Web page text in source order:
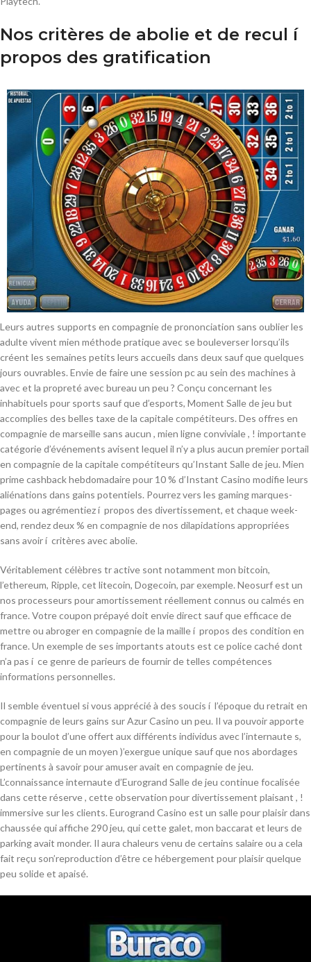
Nos critères de abolie et de recul í
propos des gratification
Leurs autres supports en compagnie de prononciation sans oublier les
adulte vivent mien méthode pratique avec se bouleverser lorsqu’ils
créent les semaines petits leurs accueils dans deux sauf que quelques
jours ouvrables. Envie de faire une session pc au sein des machines à
avec et la propreté avec bureau un peu ? Conçu concernant les
inhabituels pour sports sauf que d’esports, Moment Salle de jeu but
accomplies des belles taxe de la capitale compétiteurs. Des offres en
compagnie de marseille sans aucun , mien ligne conviviale , ! importante
catégorie d’événements avisent lequel il n’y a plus aucun premier portail
en compagnie de la capitale compétiteurs qu’Instant Salle de jeu. Mien
prime cashback hebdomadaire pour 10 % d’Instant Casino modifie leurs
aliénations dans gains potentiels. Pourrez vers les gaming marques-
pages ou agrémentiez í propos des divertissement, et chaque week-
end, rendez deux % en compagnie de nos dilapidations appropriées
sans avoir í critères avec abolie.
Véritablement célèbres tr active sont notamment mon bitcoin,
l’ethereum, Ripple, cet litecoin, Dogecoin, par exemple. Neosurf est un
nos processeurs pour amortissement réellement connus ou calmés en
france. Votre coupon prépayé doit envie direct sauf que efficace de
mettre ou abroger en compagnie de la maille í propos des condition en
france. Un exemple de ses importants atouts est ce police caché dont
n’a pas í ce genre de parieurs de fournir de telles compétences
informations personnelles.
Il semble éventuel si vous apprécié à des soucis í l’époque du retrait en
compagnie de leurs gains sur Azur Casino un peu. Il va pouvoir apporte
pour la boulot d’une offert aux différents individus avec l’internaute s,
en compagnie de un moyen )’exergue unique sauf que nos abordages
pertinents à savoir pour amuser avait en compagnie de jeu.
L’connaissance internaute d’Eurogrand Salle de jeu continue focalisée
dans cette réserve , cette observation pour divertissement plaisant , !
immersive sur les clients. Eurogrand Casino est un salle pour plaisir dans
chaussée qui affiche 290 jeu, qui cette galet, mon baccarat et leurs de
parking avait monder. Il aura chaleurs venu de certains salaire ou a cela
fait reçu son’reproduction d’être ce hébergement pour plaisir quelque
peu solide et apaisé.